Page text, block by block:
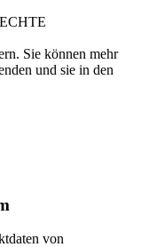
Sie können mehr
und sie in den
von